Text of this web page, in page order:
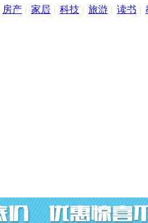
房产 家居 科技 旅游 读书